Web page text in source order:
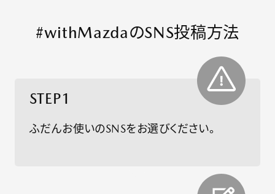
#withMazdaのSNS投稿方法
STEP1
ふだんお使いのSNSをお選びください。